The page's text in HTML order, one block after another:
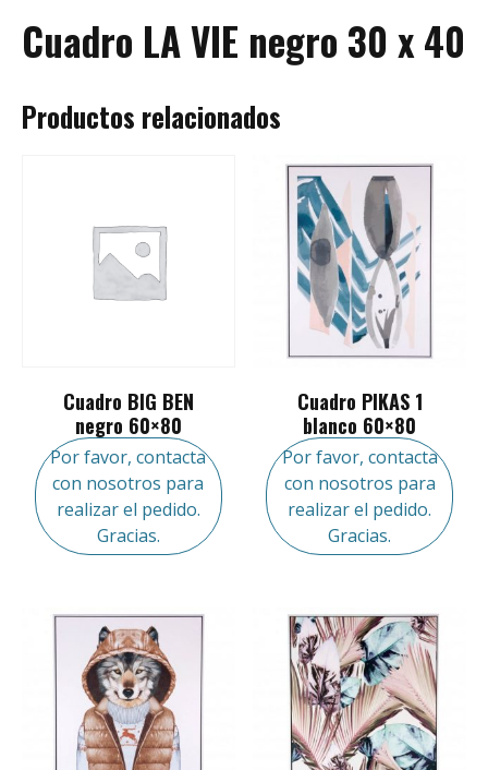
Cuadro LA VIE negro 30 x 40
Productos relacionados
Cuadro BIG BEN
negro 60×80
Por favor, contacta
con nosotros para
realizar el pedido.
Gracias.
Cuadro PIKAS 1
blanco 60×80
Por favor, contacta
con nosotros para
realizar el pedido.
Gracias.